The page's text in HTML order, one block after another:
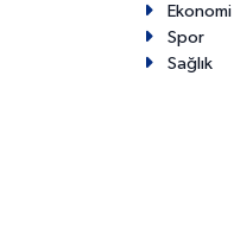
Ekonomi
Spor
Sağlık